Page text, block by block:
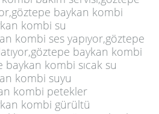
baykan kombi
kombi su
kombi ses yapıyor,göztepe
baykan kombi
baykan kombi sıcak su
kombi suyu
kombi petekler
kombi gürültü